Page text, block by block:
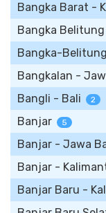
Bangka Barat -
Bangka
Bangka-
Bangkalan -
Bangli - Bali 2
Banjar 5
Banjar - Jawa
Banjar -
Banjar Baru -